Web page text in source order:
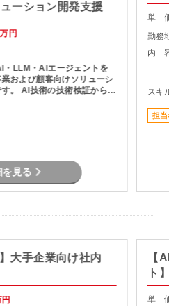
ーション開発支援
万円
・LLM・AIエージェントを
および顧客向けソリューシ
。 AI技術の技術検証から設
でを一貫して担当いただ
だけでなく本番運用を見据
にも携わっていただきま
を見る
単
勤務
内
スキ
担当
大手企業向け社内
【
ト
単